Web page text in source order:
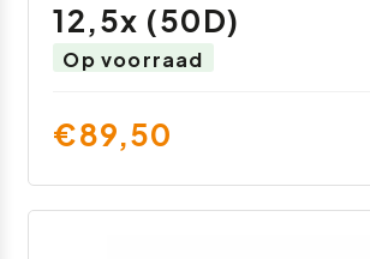
12,5x (50D)
Op voorraad
€89,50